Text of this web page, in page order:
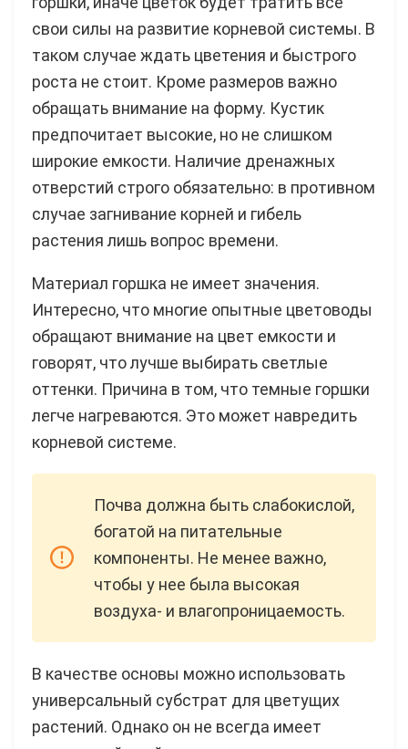
свои силы на развитие корневой системы. В
таком случае ждать цветения и быстрого
роста не стоит. Кроме размеров важно
обращать внимание на форму. Кустик
предпочитает высокие, но не слишком
широкие емкости. Наличие дренажных
отверстий строго обязательно: в противном
случае загнивание корней и гибель
растения лишь вопрос времени.
Материал горшка не имеет значения.
Интересно, что многие опытные цветоводы
обращают внимание на цвет емкости и
говорят, что лучше выбирать светлые
оттенки. Причина в том, что темные горшки
легче нагреваются. Это может навредить
корневой системе.
Почва должна быть слабокислой,
богатой на питательные
компоненты. Не менее важно,
чтобы у нее была высокая
воздуха- и влагопроницаемость.
В качестве основы можно использовать
универсальный субстрат для цветущих
растений. Однако он не всегда имеет